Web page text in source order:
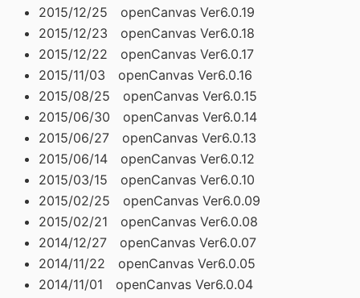
2015/12/25 openCanvas Ver6.0.19
2015/12/23 openCanvas Ver6.0.18
2015/12/22 openCanvas Ver6.0.17
2015/11/03 openCanvas Ver6.0.16
2015/08/25 openCanvas Ver6.0.15
2015/06/30 openCanvas Ver6.0.14
2015/06/27 openCanvas Ver6.0.13
2015/06/14 openCanvas Ver6.0.12
2015/03/15 openCanvas Ver6.0.10
2015/02/25 openCanvas Ver6.0.09
2015/02/21 openCanvas Ver6.0.08
2014/12/27 openCanvas Ver6.0.07
2014/11/22 openCanvas Ver6.0.05
2014/11/01 openCanvas Ver6.0.04